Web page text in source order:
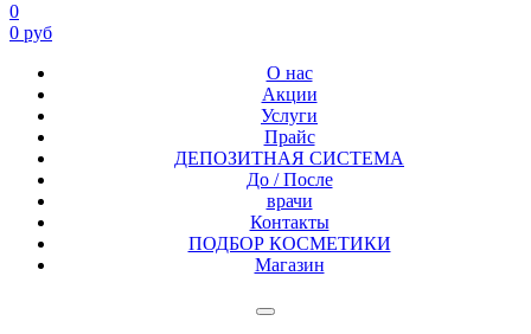
0
0 руб
О нас
Акции
Услуги
Прайс
ДЕПОЗИТНАЯ СИСТЕМА
До / После
врачи
Контакты
ПОДБОР КОСМЕТИКИ
Магазин